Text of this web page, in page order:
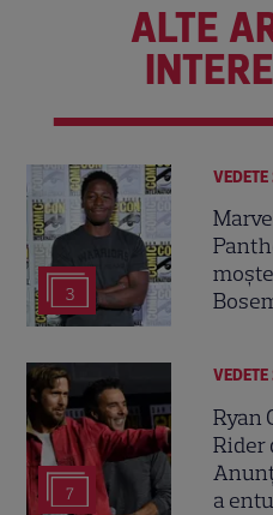
ALTE
3
7
Ryan
Rider
a